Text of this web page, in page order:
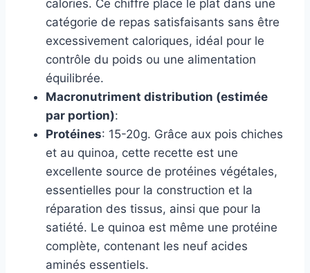
calories. Ce chiffre place le plat dans une
catégorie de repas satisfaisants sans être
excessivement caloriques, idéal pour le
contrôle du poids ou une alimentation
équilibrée.
Macronutriment distribution (estimée
par portion):
Protéines: 15-20g. Grâce aux pois chiches
et au quinoa, cette recette est une
excellente source de protéines végétales,
essentielles pour la construction et la
réparation des tissus, ainsi que pour la
satiété. Le quinoa est même une protéine
complète, contenant les neuf acides
aminés essentiels.